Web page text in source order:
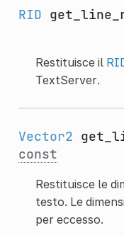
RID
Restituisce il
TextServer.
Vector2
const
Restituisce le
testo. Le
per eccesso.